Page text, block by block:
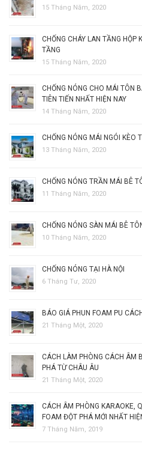
15 Tháng Năm, 2020
CHỐNG CHÁY LAN TẦNG HỘP
TẦNG
15 Tháng Năm, 2020
CHỐNG NÓNG CHO MÁI TÔN
TIÊN TIẾN NHẤT HIỆN NAY
14 Tháng Năm, 2020
CHỐNG NÓNG MÁI NGÓI KÈO
13 Tháng Năm, 2020
CHỐNG NÓNG TRẦN MÁI BÊ
11 Tháng Năm, 2020
CHỐNG NÓNG SÀN MÁI BÊ
10 Tháng Năm, 2020
CHỐNG NÓNG TẠI HÀ NỘI
6 Tháng Tư, 2020
BÁO GIÁ PHUN FOAM PU
21 Tháng Một, 2020
CÁCH LÀM PHÒNG CÁCH ÂM
PHÁ TỪ CHÂU ÂU
21 Tháng Một, 2020
CÁCH ÂM PHÒNG KARAOKE,
FOAM ĐỘT PHÁ MỚI NHẤT
7 Tháng Năm, 2019